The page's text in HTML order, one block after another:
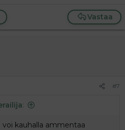
Vastaa
#7
:
kauhalla ammentaa